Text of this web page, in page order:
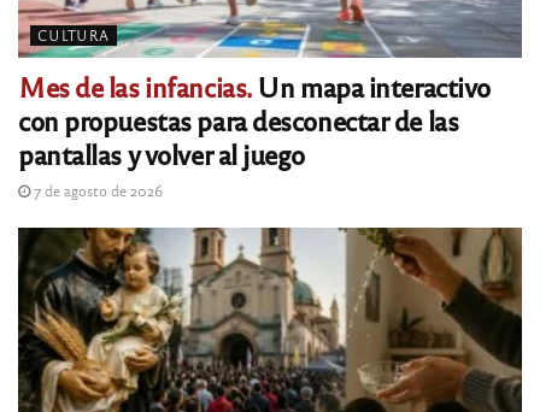
CULTURA
Mes de las infancias.Un mapa interactivo
con propuestas para desconectar de las
pantallas y volver al juego
7 de agosto de 2026